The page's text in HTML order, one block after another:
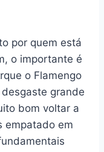
por quem está
o importante é
o Flamengo
grande
bom voltar a
empatado em